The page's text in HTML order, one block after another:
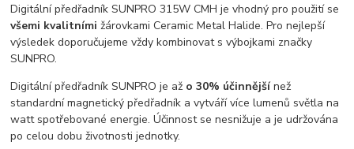
Digitální předřadník SUNPRO 315W CMH je vhodný pro použití se
všemi kvalitními žárovkami Ceramic Metal Halide. Pro nejlepší
výsledek doporučujeme vždy kombinovat s výbojkami značky
SUNPRO.
Digitální předřadník SUNPRO je až o 30% účinnějšínež
standardní magnetický předřadník a vytváří více lumenů světla na
watt spotřebované energie. Účinnost se nesnižuje a je udržována
po celou dobu životnosti jednotky.